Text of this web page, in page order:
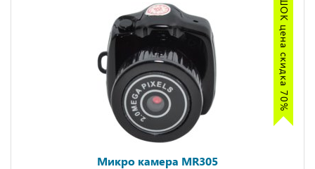
ШОК цена скидка 70%
Микро камера MR305